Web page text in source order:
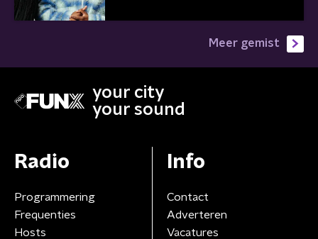
Meer gemist
your city
your sound
Radio
Programmering
Frequenties
Hosts
Info
Contact
Adverteren
Vacatures